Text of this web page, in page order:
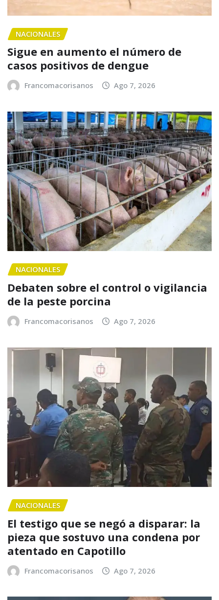
NACIONALES
Sigue en aumento el número de
casos positivos de dengue
Francomacorisanos Ago 7, 2026
NACIONALES
Debaten sobre el control o vigilancia
de la peste porcina
Francomacorisanos Ago 7, 2026
NACIONALES
El testigo que se negó a disparar: la
pieza que sostuvo una condena por
atentado en Capotillo
Francomacorisanos Ago 7, 2026